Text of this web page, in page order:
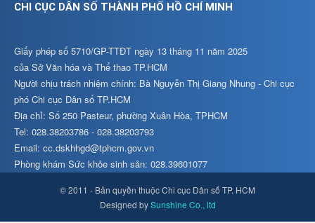
CHI CỤC DÂN SỐ THÀNH PHỐ HỒ CHÍ MINH
Giấy phép số 5710/GP-TTĐT ngày 13 tháng 11 năm 2025
của Sở Văn hóa và Thể thao TP.HCM
Người chịu trách nhiệm chính: Bà Nguyễn Thị Giang Nhung - Chi cục
phó Chi cục Dân số TP.HCM
Địa chỉ: Số 250 Pasteur, phường Xuân Hòa, TPHCM
Tel: 028.38203786 - 028.38203793
Email: cc.dskhhgd@tphcm.gov.vn
Phòng khám Sức khỏe sinh sản: 028.39601077
© 2011 - Bản quyền thuộc Chi cục Dân số TP. HCM
Designed bySunshine Co., ltd